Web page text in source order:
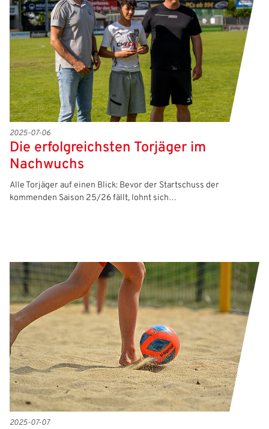
2025-07-06
Die erfolgreichsten Torjäger im
Nachwuchs
Alle Torjäger auf einen Blick: Bevor der Startschuss der
kommenden Saison 25/26 fällt, lohnt sich…
2025-07-07